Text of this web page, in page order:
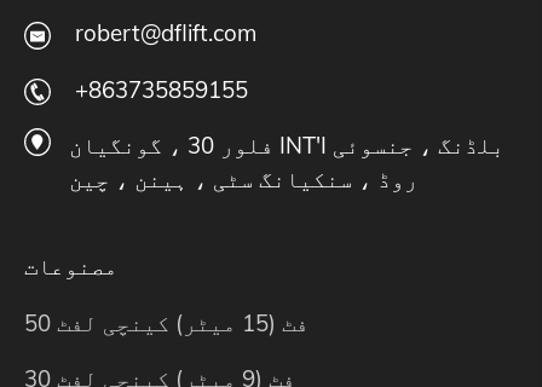
robert@dflift.com
+863735859155
فلور 30 ، گونگیان INT'I بلڈنگ ، جنسوئی
روڈ ، سنکیانگ سٹی ، ہینن ، چین
مصنوعات
50 فٹ (15 میٹر) کینچی لفٹ
30 فٹ (9 میٹر) کینچی لفٹ